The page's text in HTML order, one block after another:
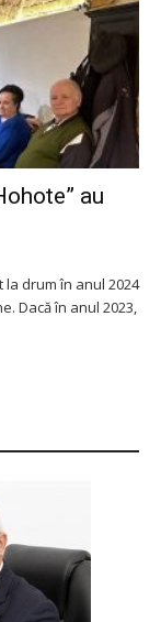
au
la drum în anul 2024
Dacă în anul 2023,